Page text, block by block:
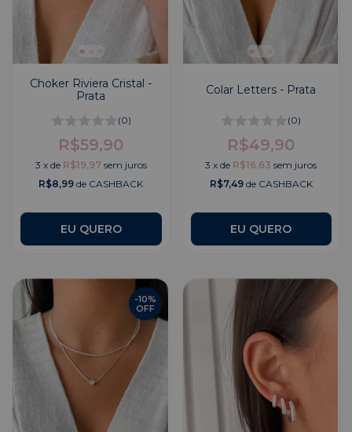
Choker Riviera Cristal -
Prata
(0)
R$59,90
3 x de R$19,97 sem juros
R$8,99 de CASHBACK
Colar Letters - Prata
(0)
R$49,90
3 xde R$16,63 sem juros
R$7,49de CASHBACK
EU QUERO
-10%
OFF